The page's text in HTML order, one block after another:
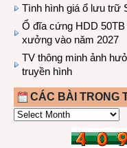
Tình hình giá ổ lưu trữ
Ổ đĩa cứng HDD
xưởng vào năm 2027
TV thông minh ảnh
truyền hình
CÁC BÀI TRONG
CÁC